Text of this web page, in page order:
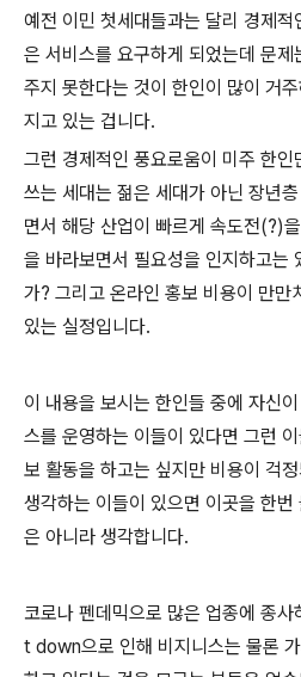
예전 이민 첫세대들과는 달리 경제
은 서비스를 요구하게 되었는데 문
주지 못한다는 것이 한인이 많이 거
지고 있는 겁니다.
그런 경제적인 풍요로움이 미주 한
쓰는 세대는 젊은 세대가 아닌 장년
면서 해당 산업이 빠르게 속도전(?)
을 바라보면서 필요성을 인지하고
가? 그리고 온라인 홍보 비용이 만만
있는 실정입니다.
이 내용을 보시는 한인들 중에 자신
스를 운영하는 이들이 있다면 그런
보 활동을 하고는 싶지만 비용이 걱
생각하는 이들이 있으면 이곳을 한
은 아니라 생각합니다.
코로나 펜데믹으로 많은 업종에 종
t down으로 인해 비지니스는 물론